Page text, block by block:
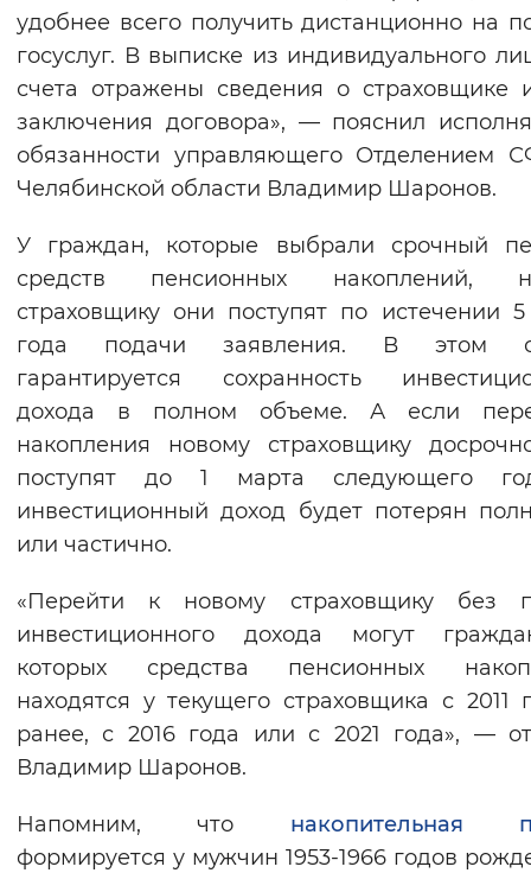
удобнее всего получить дистанционно на
госуслуг. В выписке из индивидуального
счета отражены сведения о страховщике
заключения договора», — пояснил
обязанности управляющего Отделением
Челябинской области Владимир Шаронов.
У граждан, которые выбрали срочный
средств пенсионных накоплений,
страховщику они поступят по истечении
года подачи заявления. В этом
гарантируется сохранность
дохода в полном объеме. А если
накопления новому страховщику
поступят до 1 марта следующего
инвестиционный доход будет потерян
или частично.
«Перейти к новому страховщику без
инвестиционного дохода могут
которых средства пенсионных
находятся у текущего страховщика с 2011
ранее, с 2016 года или с 2021 года», —
Владимир Шаронов.
Напомним, что накопительная
формируется у мужчин 1953-1966 годов